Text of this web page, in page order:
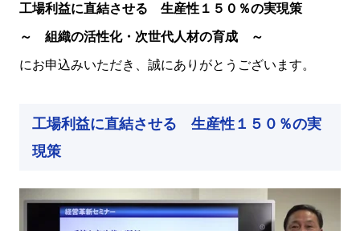
工場利益に直結させる 生産性１５０％の実現策
～ 組織の活性化・次世代人材の育成 ～
にお申込みいただき、誠にありがとうございます。
工場利益に直結させる 生産性１５０％の実
現策